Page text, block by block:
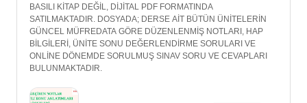
BASILI KİTAP DEĞİL, DİJİTAL PDF FORMATINDA
SATILMAKTADIR. DOSYADA; DERSE AİT BÜTÜN ÜNİTELERİN
GÜNCEL MÜFREDATA GÖRE DÜZENLENMİŞ NOTLARI, HAP
BİLGİLERİ, ÜNİTE SONU DEĞERLENDİRME SORULARI VE
ONLİNE DÖNEMDE SORULMUŞ SINAV SORU VE CEVAPLARI
BULUNMAKTADIR.